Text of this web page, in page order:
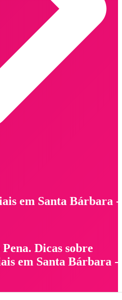
em Santa Bárbara -
Dicas sobre
em Santa Bárbara -